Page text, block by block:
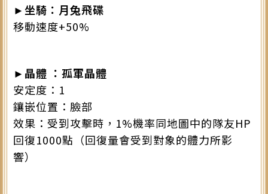
►坐騎：月兔飛碟
移動速度+50%
►晶體 ：孤軍晶體
安定度：1
鑲嵌位置：臉部
效果：受到攻擊時，1%機率同地圖中的隊友HP
回復1000點（回復量會受到對象的體力所影
響）